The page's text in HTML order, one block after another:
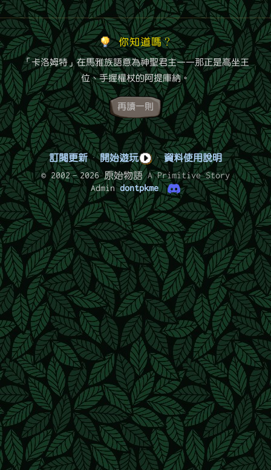
你知道嗎？
「卡洛姆特」在馬雅族語意為神聖君主——那正是高坐王
位、手握權杖的阿提庫納。
再讀一則
訂閱更新 · 開始遊玩 · 資料使用說明
© 2002–2026 原始物語A Primitive Story
Admindontpkme